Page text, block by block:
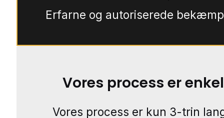
Erfarne og autoriserede
Vores process er enkel
Vores process er kun 3-trin